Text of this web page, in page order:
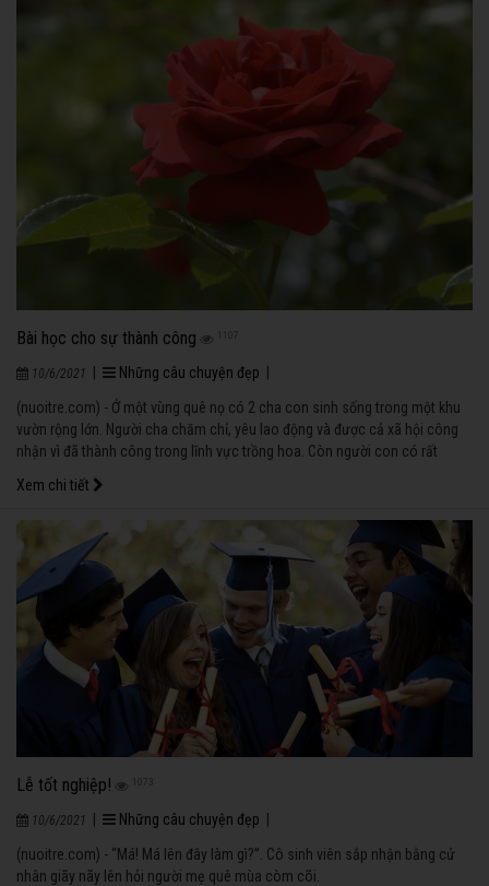
Bài học cho sự thành công 1107
10/6/2021 Những câu chuyện đẹp
(nuoitre.com) - Ở một vùng quê nọ có 2 cha con sinh sống trong một khu
vườn rộng lớn. Người cha chăm chỉ, yêu lao động và được cả xã hội công
nhận vì đã thành công trong lĩnh vực trồng hoa. Còn người con có rất
người cha ban cho. Anh đã học được nhiều nghề, làm được nhiều điều hay.
Nhưng ở tuổi 35, anh vẫn là một người vô danh trong xã hội.
Xem chi tiết
Lễ tốt nghiệp! 1073
10/6/2021 Những câu chuyện đẹp
(nuoitre.com) - “Má! Má lên đây làm gì?”. Cô sinh viên sắp nhận bằng cử
nhân giãy nãy lên hỏi người mẹ quê mùa còm cõi.